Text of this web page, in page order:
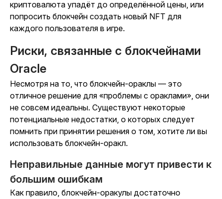
криптовалюта упадёт до определённой цены, или
попросить блокчейн создать новый NFT для
каждого пользователя в игре.
Риски, связанные с блокчейнами
Oracle
Несмотря на то, что блокчейн-ораклы — это
отличное решение для «проблемы с ораклами», они
не совсем идеальны. Существуют некоторые
потенциальные недостатки, о которых следует
помнить при принятии решения о том, хотите ли вы
использовать блокчейн-оракл.
Неправильные данные могут привести к
большим ошибкам
Как правило, блокчейн-оракулы достаточно